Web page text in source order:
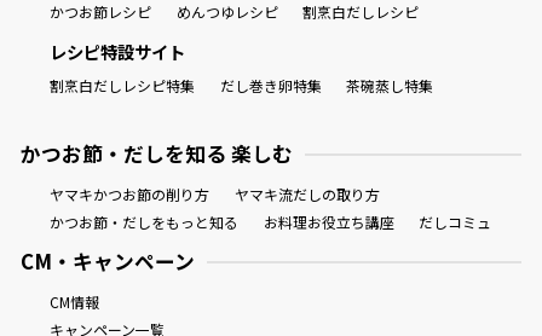
かつお節レシピ めんつゆレシピ 割烹白だしレシピ
レシピ特設サイト
割烹白だしレシピ特集 だし巻き卵特集 茶碗蒸し特集
かつお節・だしを知る 楽しむ
ヤマキかつお節の削り方
ヤマキ流だしの取り方
かつお節・だしをもっと知る
お料理お役立ち講座 だしコミュ
CM・キャンペーン
CM情報
キャンペーン一覧